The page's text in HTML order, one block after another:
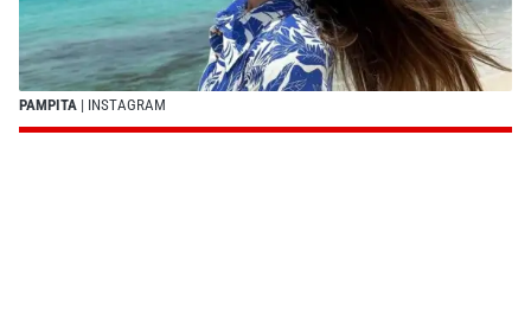
PAMPITA | INSTAGRAM